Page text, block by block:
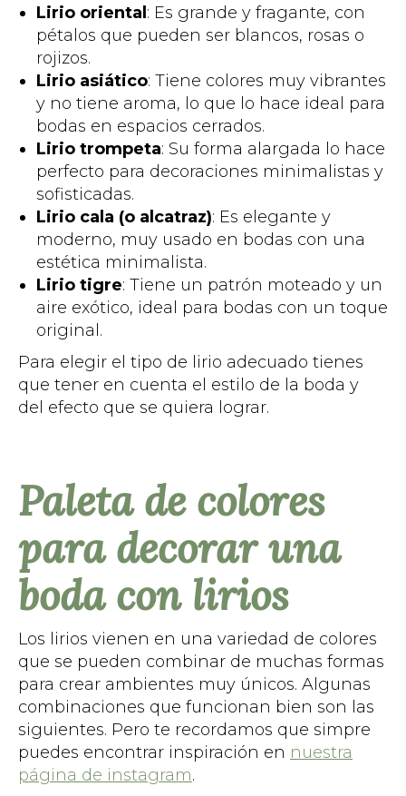
Lirio oriental : Es grande y fragante, con
pétalos que pueden ser blancos, rosas o
rojizos.
Lirio asiático: Tiene colores muy vibrantes
y no tiene aroma, lo que lo hace ideal para
bodas en espacios cerrados.
Lirio trompeta: Su forma alargada lo hace
perfecto para decoraciones minimalistas y
sofisticadas.
Lirio cala (o alcatraz): Es elegante y
moderno, muy usado en bodas con una
estética minimalista.
Lirio tigre: Tiene un patrón moteado y un
aire exótico, ideal para bodas con un toque
original.
Para elegir el tipo de lirio adecuado tienes
que tener en cuenta el estilo de la boda y
del efecto que se quiera lograr.
Paleta de colores
para decorar una
boda con lirios
Los lirios vienen en una variedad de colores
que se pueden combinar de muchas formas
para crear ambientes muy únicos. Algunas
combinaciones que funcionan bien son las
siguientes. Pero te recordamos que simpre
puedes encontrar inspiración en nuestra
página de instagram.